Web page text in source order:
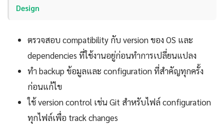
Design
ตรวจสอบ compatibility กับ version ของ OS และ
dependencies ที่ใช้งานอยู่ก่อนทำการเปลี่ยนแปลง
ทำ backup ข้อมูลและ configuration ที่สำคัญทุกครั้ง
ก่อนแก้ไข
ใช้ version control เช่น Git สำหรับไฟล์ configuration
ทุกไฟล์เพื่อ track changes